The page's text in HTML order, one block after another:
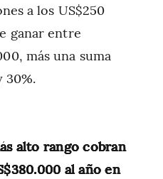
a los US$250
ganar entre
más una suma
30%.
alto rango cobran
al año en